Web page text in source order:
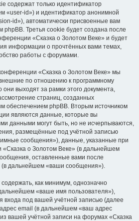
содержат только идентификатор
«user-id») и идентификатор анонимной
id»), автоматически присвоенные вам
Третья cookie будет создана после
«Сказка о Золотом Веке» и будет
информации о прочтённых вами темах,
работы с форумами.
«Сказка о Золотом Веке» мы
по отношению к программному
выходят за рамки этого документа,
страниц, созданных
обеспечением phpBB. Вторым источником
являются данные, которые вы
данными могут быть, но не исчерпываются,
размещённые под учётной записью
сообщения»), данные, указанные при
«Сказка о Золотом Веке» (в дальнейшем
оставленные вами после
(в дальнейшем «ваши сообщения»).
как минимум, однозначно
«ваше имя пользователя»),
входа под вашей учётной записью (далее
email (в дальнейшем «ваш адрес
вашей учётной записи на форумах «Сказка